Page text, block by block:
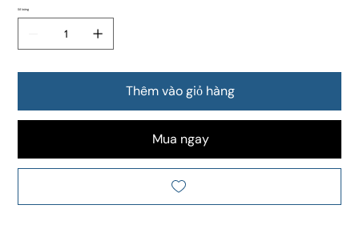
Số lượng
Thêm vào giỏ hàng
Mua ngay